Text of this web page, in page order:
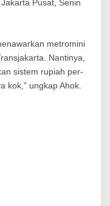
Pusat, Senin
metromini
Nantinya,
sistem rupiah per-
kok,” ungkap Ahok.